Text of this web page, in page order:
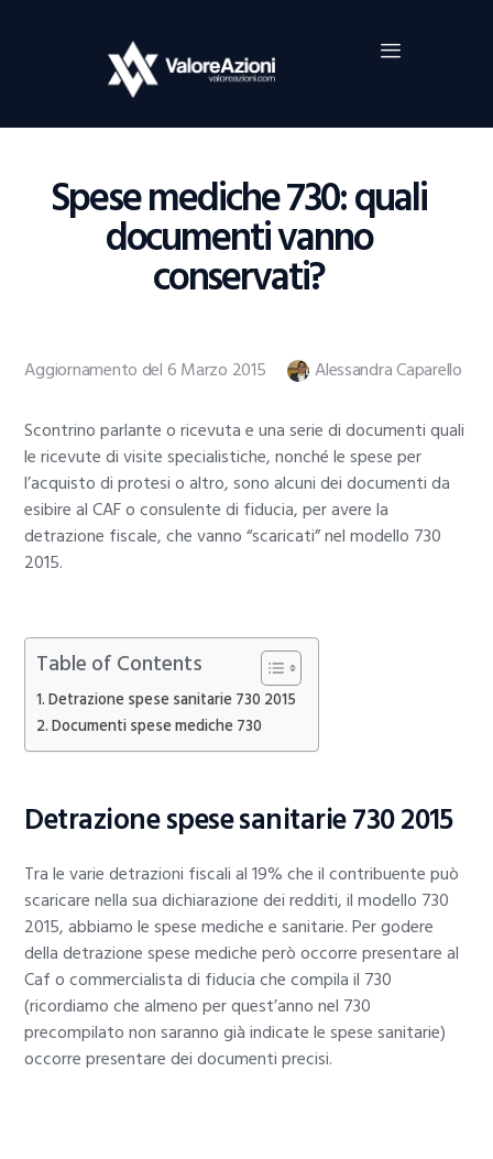
Spese mediche 730: quali
documenti vanno
conservati?
Home
Investimenti
Borsa
Guide Al Trading
Criptovalute
Aggiornamento del 6 Marzo 2015 Alessandra Caparello
Scontrino parlante o ricevuta e una serie di documenti quali
le ricevute di visite specialistiche, nonché le spese per
l’acquisto di protesi o altro, sono alcuni dei documenti da
esibire al CAF o consulente di fiducia, per avere la
detrazione fiscale, che vanno “scaricati” nel modello 730
2015.
Table of Contents
Detrazione spese sanitarie 730 2015
Documenti spese mediche 730
Detrazione spese sanitarie 730 2015
Tra le varie detrazioni fiscali al 19% che il contribuente può
scaricare nella sua dichiarazione dei redditi, il modello 730
2015, abbiamo le spese mediche e sanitarie. Per godere
della detrazione spese mediche però occorre presentare al
Caf o commercialista di fiducia che compila il 730
(ricordiamo che almeno per quest’anno nel 730
precompilato non saranno già indicate le spese sanitarie)
occorre presentare dei documenti precisi.